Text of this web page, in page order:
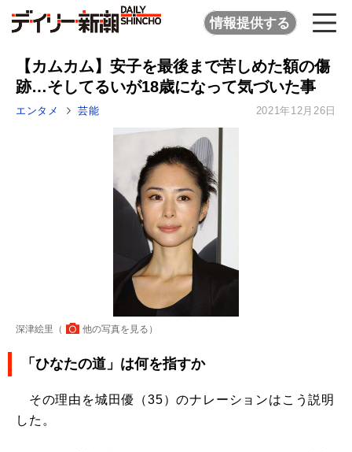
情報提供する
【カムカム】安子を最後まで苦しめた額の傷
跡…そしてるいが18歳になって気づいた事
エンタメ 芸能 2021年12月26日
深津絵里（ 他の写真を見る ）
「ひなたの道」は何を指すか
その理由を城田優（35）のナレーションはこう説明
した。